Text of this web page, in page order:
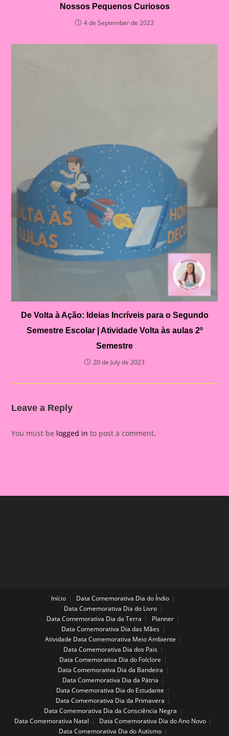
Nossos Pequenos Curiosos
4 de September de 2023
De Volta à Ação: Ideias Incríveis para o Segundo
Semestre Escolar | Atividade Volta às aulas 2º
Semestre
20 de July de 2023
Leave a Reply
You must be logged in to post a comment.
Início
Data Comemorativa Dia do Índio
Data Comemorativa Dia do Livro
Data Comemorativa Dia da Terra
Planner
Data Comemorativa Dia das Mães
Atividade Data Comemorativa Meio Ambiente
Data Comemorativa Dia dos Pais
Data Comemorativa Dia do Folclore
Data Comemorativa Dia da Bandeira
Data Comemorativa Dia da Pátria
Data Comemorativa Dia do Estudante
Data Comemorativa Dia da Primavera
Data Comemorativa Dia da Consciência Negra
Data Comemorativa Natal
Data Comemorativa Dia do Ano Novo
Data Comemorativa Dia do Autismo